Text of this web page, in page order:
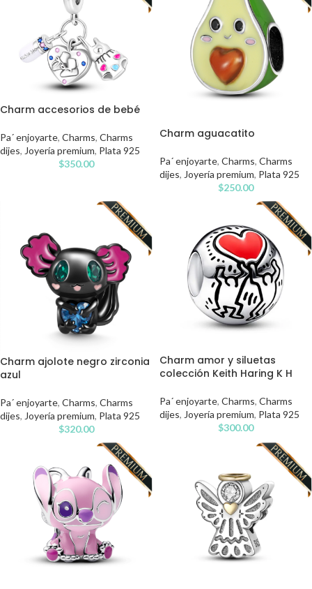
Charm accesorios de bebé
Pa´ enjoyarte, Charms, Charms
dijes, Joyería premium, Plata 925
$350.00
Charm aguacatito
Pa´ enjoyarte, Charms, Charms
dijes, Joyería premium, Plata 925
$250.00
Charm ajolote negro zirconia
azul
Pa´ enjoyarte, Charms, Charms
dijes, Joyería premium, Plata 925
$320.00
Charm amor y siluetas
colección Keith Haring K H
Pa´ enjoyarte, Charms, Charms
dijes, Joyería premium, Plata 925
$300.00